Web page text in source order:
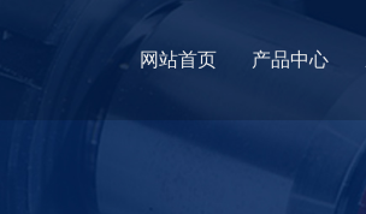
网站首页 产品中心